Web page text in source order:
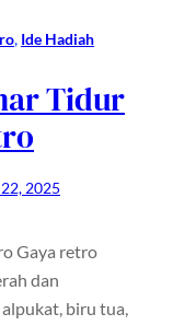
, Ide Hadiah
Tidur
2025
Gaya retro
dan
biru tua,